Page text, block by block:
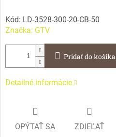
Kód: LD-3528-300-20-CB-50
Značka: GTV
Pridať do košíka
Detailné informácie
OPÝTAŤ SA ZDIEĽAŤ